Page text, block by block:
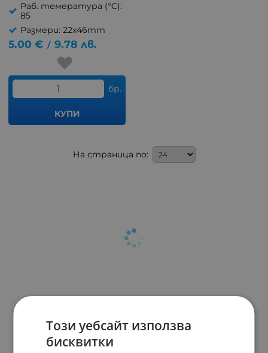
Раб. темература (°C):
85
Размери: 22x46mm
5.00 € / 9.78 лв.
бр.
КУПИ
На страница по:
Този уебсайт използва
бисквитки